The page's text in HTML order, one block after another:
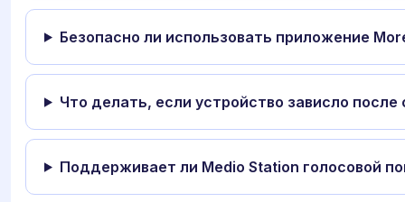
Безопасно ли использовать приложение
Что делать, если устройство зависло
Поддерживает ли Medio Station голосовой